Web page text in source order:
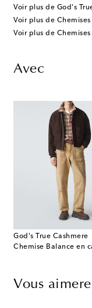
Voir plus de God's
Voir plus de
Voir plus de
Avec
God's True Cashmere
Vous